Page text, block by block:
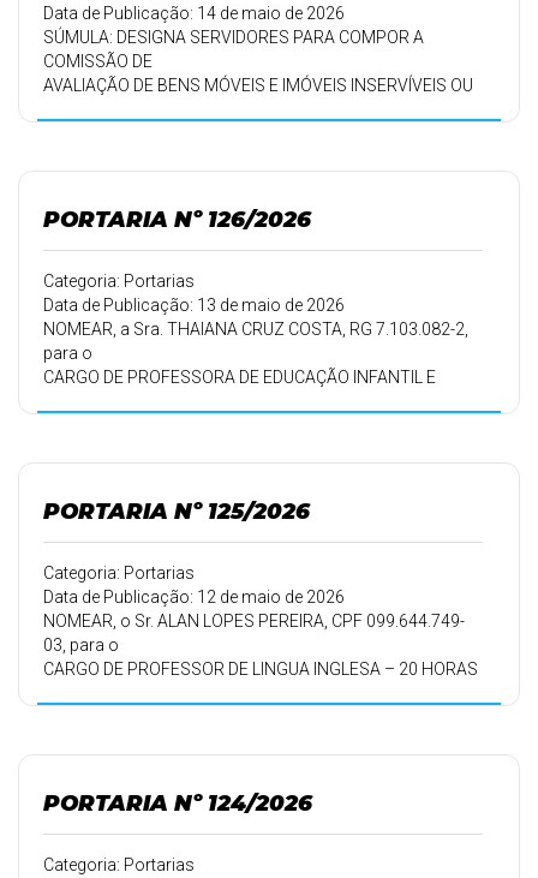
Data de Publicação: 14 de maio de 2026
SÚMULA: DESIGNA SERVIDORES PARA COMPOR A
COMISSÃO DE
AVALIAÇÃO DE BENS MÓVEIS E IMÓVEIS INSERVÍVEIS OU
PORTARIA Nº 126/2026
Categoria: Portarias
Data de Publicação: 13 de maio de 2026
NOMEAR, a Sra. THAIANA CRUZ COSTA, RG 7.103.082-2,
para o
CARGO DE PROFESSORA DE EDUCAÇÃO INFANTIL E
período de trabalho de 13/05/2026 a 12/05/2027.
PORTARIA Nº 125/2026
Categoria: Portarias
Data de Publicação: 12 de maio de 2026
NOMEAR, o Sr. ALAN LOPES PEREIRA, CPF 099.644.749-
03, para o
CARGO DE PROFESSOR DE LINGUA INGLESA – 20 HORAS
PORTARIA Nº 124/2026
Categoria: Portarias